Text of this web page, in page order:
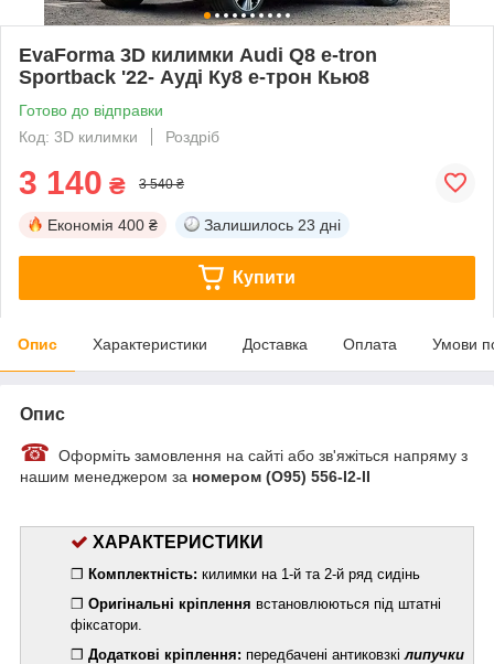
EvaForma 3D килимки Audi Q8 e-tron
Sportback '22- Ауді Ку8 е-трон Кью8
Готово до відправки
Код: 3D килимки
Роздріб
3 140 ₴ 3 540 ₴
Економія 400 ₴ Залишилось 23 дні
Купити
Опис Характеристики Доставка Оплата Умови
Опис
☎ Оформіть замовлення на сайті або зв'яжіться напряму з
нашим менеджером за номером (О95) 556-I2-II
ХАРАКТЕРИСТИКИ
❐ Комплектність: килимки на 1-й та 2-й ряд сидінь
❐ Оригінальні кріплення встановлюються під штатні
фіксатори.
❐ Додаткові кріплення: передбачені антиковзкі липучки